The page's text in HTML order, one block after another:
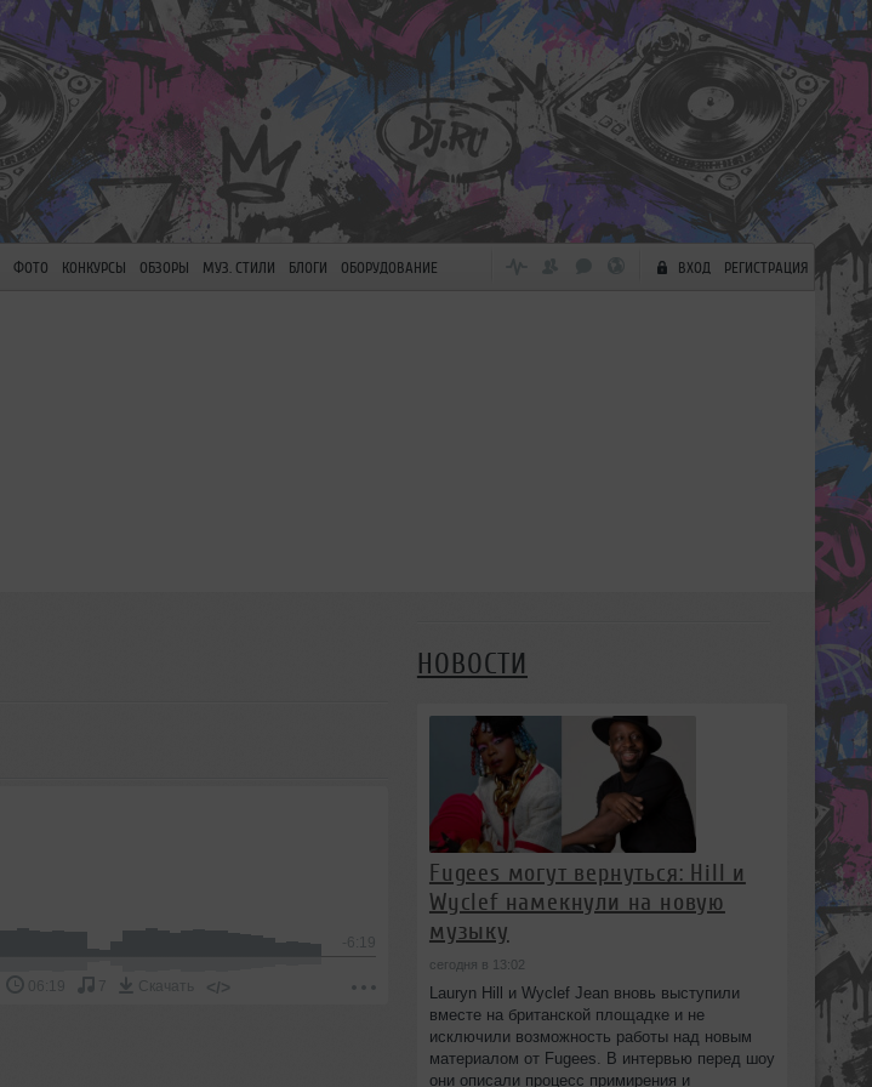
ФОТО КОНКУРСЫ ОБЗОРЫ МУЗ. СТИЛИ БЛОГИ ОБОРУДОВАНИЕ ВХОД РЕГИСТРАЦИЯ
-6:19
06:19 7 Скачать </>
НОВОСТИ
Fugees могут вернуться: Hill и
Wyclef намекнули на новую
музыку
сегодня в 13:02
Lauryn Hill и Wyclef Jean вновь выступили
вместе на британской площадке и не
исключили возможность работы над новым
материалом от Fugees. В интервью перед шоу
они описали процесс примирения и